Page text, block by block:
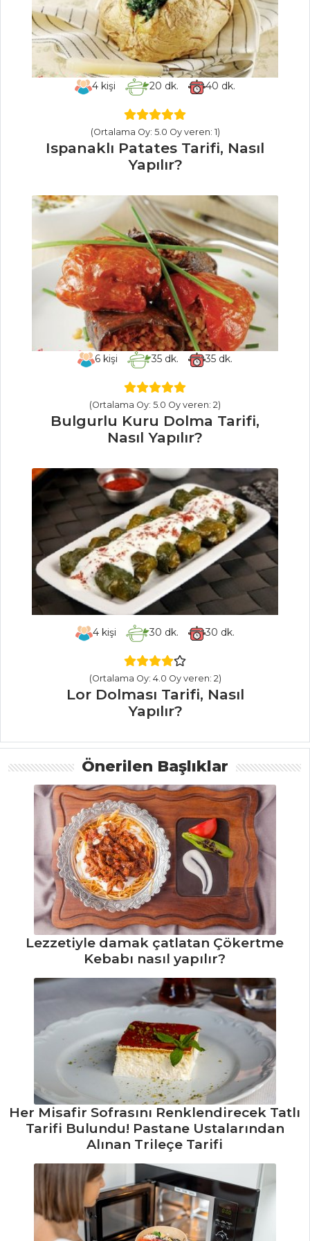
Sarımsaklı Toum
Tarifi, Nasıl Yapılır?
Masterchef Tüm
Tarifleri
SOSLAR
Körili Karides
Tarifi, Nasıl Yapılır?
Mütebbel Tarifi,
Nasıl Yapılır?
Mezeler ve Soslar
Tüm Tarifleri
ET YEMEKLERI
Hurmalı Kuzu
Tagine Tarifi, Nasıl
Biftek Tarifi, Nasıl
Yapılır?
Sumaklı ve
Patatesli Kuzu Eti
Tarifi, Nasıl Yapılır?
Et Yemekleri Tüm
Tarifleri
İÇECEKLER
Böğürtlen
Şerbeti Tarifi, Nasıl
Şerbeti Tarifi, Nasıl
Yapılır?
Elma Şerbeti
Tarifi, Nasıl Yapılır?
İçecekler Tüm
Tarifleri
ÇORBALAR
Pazılı Kuru
Fasulye Çorbası
Tarifi, Nasıl Yapılır?
Lebeniye Çorbası
Tarifi, Nasıl Yapılır?
Buğdaylı
Mercimek Çorbası
Tarifi, Nasıl Yapılır?
Çorbalar Tüm
Tarifleri
SALATALAR
Köri Soslu
Patates Salatası
4 kişi 20 dk. 40 dk.
(Ortalama Oy: 5.0 Oy veren: 1)
Ispanaklı Patates Tarifi, Nasıl
Yapılır?
6 kişi 35dk. 35dk.
(Ortalama Oy: 5.0 Oy veren: 2)
Bulgurlu Kuru Dolma Tarifi,
Nasıl Yapılır?
4kişi 30 dk. 30 dk.
(Ortalama Oy: 4.0 Oy veren: 2)
Lor Dolması Tarifi, Nasıl
Yapılır?
Önerilen Başlıklar
Lezzetiyle damak çatlatan Çökertme
Kebabı nasıl yapılır?
Her Misafir Sofrasını Renklendirecek Tatlı
Tarifi Bulundu! Pastane Ustalarından
Alınan Trileçe Tarifi